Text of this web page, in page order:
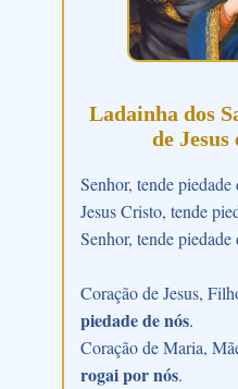
Ladainha dos
de
Senhor, tende piedade
Jesus Cristo, tende
Senhor, tende piedade
Coração de Jesus,
piedade de nós.
Coração de Maria,
rogai por nós.